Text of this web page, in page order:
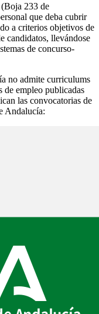
233 de
que deba cubrir
a criterios objetivos de
candidatos, llevándose
de concurso-
no admite curriculums
de empleo publicadas
las convocatorias de
Andalucía: